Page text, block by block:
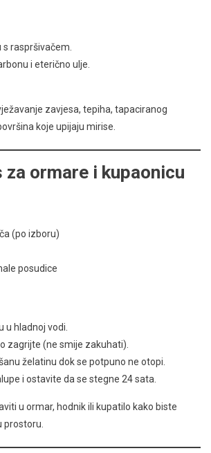
raspršivačem.
i eterično ulje.
zavjesa, tepiha, tapaciranog
koje upijaju mirise.
za ormare i kupaonicu
(po izboru)
posudice
u hladnoj vodi.
zagrijte (ne smije zakuhati).
želatinu dok se potpuno ne otopi.
i ostavite da se stegne 24 sata.
u ormar, hodnik ili kupatilo kako biste
prostoru.